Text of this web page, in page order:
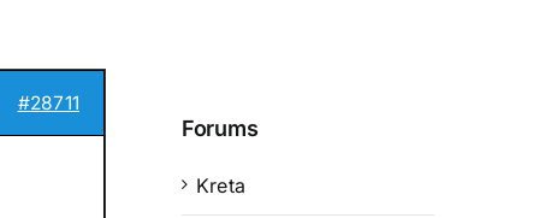
#28711
Forums
Kreta